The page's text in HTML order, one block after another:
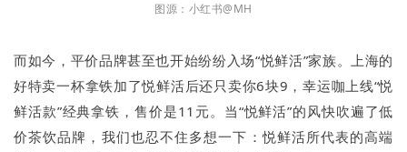
图源：小红书@MH
而如今，平价品牌甚至也开始纷纷入场“悦鲜活”家族。上海的
好特卖一杯拿铁加了悦鲜活后还只卖你6块9，幸运咖上线“悦
鲜活款”经典拿铁，售价是11元。当“悦鲜活”的风快吹遍了低
价茶饮品牌，我们也忍不住多想一下：悦鲜活所代表的高端